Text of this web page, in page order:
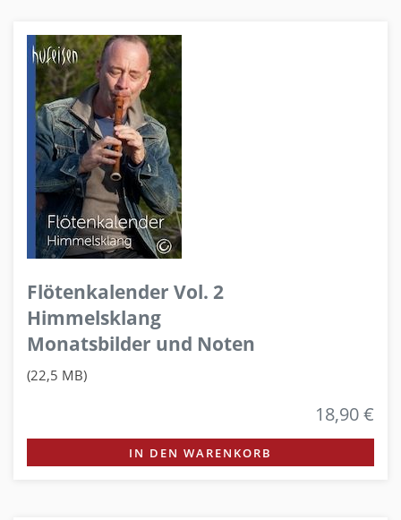
Flötenkalender Vol. 2
Himmelsklang
Monatsbilder und Noten
(22,5 MB)
18,90 €
IN DEN WARENKORB